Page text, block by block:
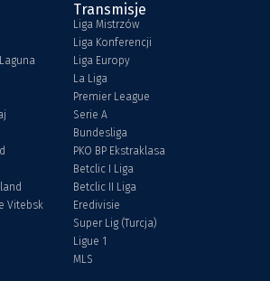
Vitebsk
Transmisje
Liga Mistrzów
Liga Konferencji
Liga Europy
La Liga
Premier League
Serie A
Bundesliga
PKO BP Ekstraklasa
Betclic I Liga
Betclic II Liga
Eredivisie
Super Lig (Turcja)
Ligue 1
MLS